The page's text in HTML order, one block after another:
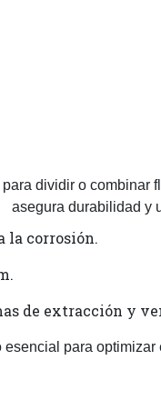
dividir o
asegura durabilidad y
la corrosión.
de extracción y
esencial para